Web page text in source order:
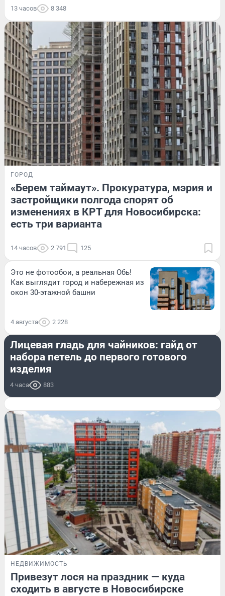
13 часов 8 348
ГОРОД
«Берем таймаут». Прокуратура, мэрия и
застройщики полгода спорят об
изменениях в КРТ для Новосибирска:
есть три варианта
14 часов 2 791 125
Это не фотообои, а реальная Обь!
Как выглядит город и набережная из
окон 30-этажной башни
4 августа 2 228
РАЗВЛЕЧЕНИЯ
Лицевая гладь для чайников: гайд от
набора петель до первого готового
изделия
4 часа 883
НЕДВИЖИМОСТЬ
Привезут лося на праздник — куда
сходить в августе в Новосибирске